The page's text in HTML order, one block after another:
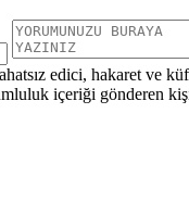
edici, hakaret ve
içeriği gönderen